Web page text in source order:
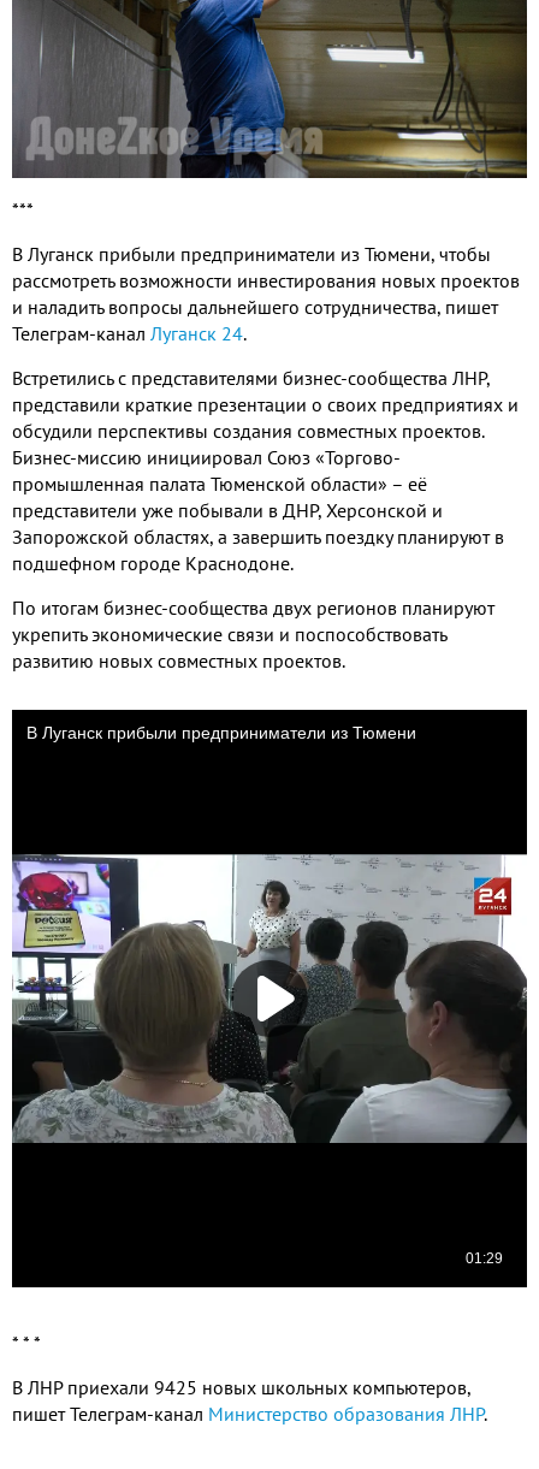
***
В Луганск прибыли предприниматели из Тюмени, чтобы
рассмотреть возможности инвестирования новых проектов
и наладить вопросы дальнейшего сотрудничества, пишет
Телеграм-канал Луганск 24.
Встретились с представителями бизнес-сообщества ЛНР,
представили краткие презентации о своих предприятиях и
обсудили перспективы создания совместных проектов.
Бизнес-миссию инициировал Союз «Торгово-
промышленная палата Тюменской области» – её
представители уже побывали в ДНР, Херсонской и
Запорожской областях, а завершить поездку планируют в
подшефном городе Краснодоне.
По итогам бизнес-сообщества двух регионов планируют
укрепить экономические связи и поспособствовать
развитию новых совместных проектов.
* * *
В ЛНР приехали 9425 новых школьных компьютеров,
пишет Телеграм-канал Министерство образования ЛНР.